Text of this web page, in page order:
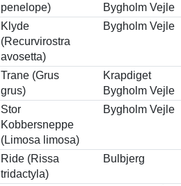
penelope)
Bygholm Vejle
Klyde
(Recurvirostra
avosetta)
Bygholm Vejle
Trane (Grus
grus)
Krapdiget
Bygholm Vejle
Stor
Kobbersneppe
(Limosa limosa)
Bygholm Vejle
Ride (Rissa
tridactyla)
Bulbjerg